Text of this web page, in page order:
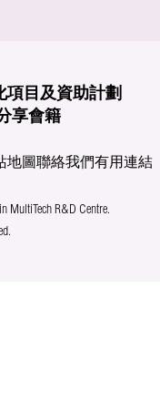
項目及資助計劃
享會籍
地圖聯絡我們有用連結
MultiTech R&D Centre.